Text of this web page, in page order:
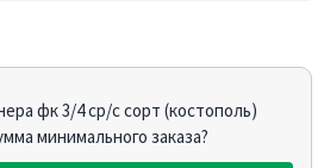
фк 3/4 ср/с сорт (костополь)
минимального заказа?